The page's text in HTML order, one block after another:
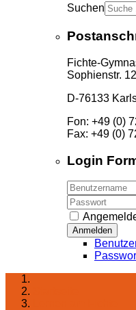
Suchen
Fichte-
Sophienstr.
D-76133
Fon: +49 (0)
Fax: +49 (0)
Login
Anmelden